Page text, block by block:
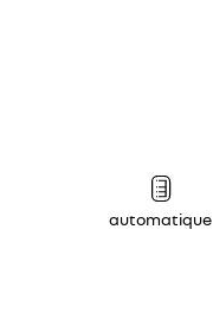
automatique